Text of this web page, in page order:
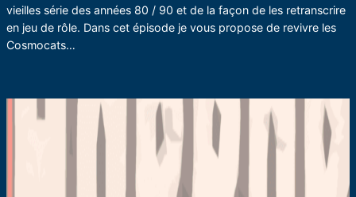
vieilles série des années 80 / 90 et de la façon de les retranscrire
en jeu de rôle. Dans cet épisode je vous propose de revivre les
Cosmocats…